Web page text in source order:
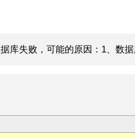
库失败，可能的原因：1、数